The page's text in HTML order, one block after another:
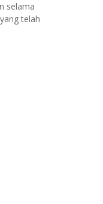
selama
telah